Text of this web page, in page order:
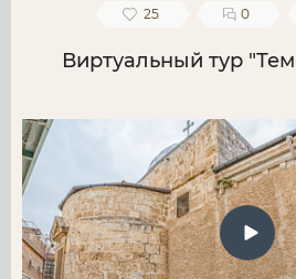
25 0
Виртуальный тур